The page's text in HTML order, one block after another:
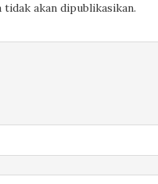
tidak akan dipublikasikan.